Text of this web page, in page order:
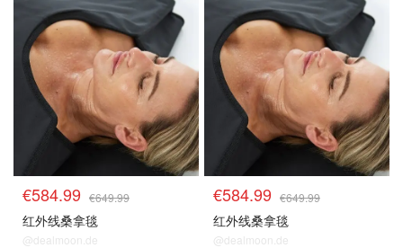
€584.99 €649.99
红外线桑拿毯
@dealmoon.de
€584.99 €649.99
红外线桑拿毯
@dealmoon.de